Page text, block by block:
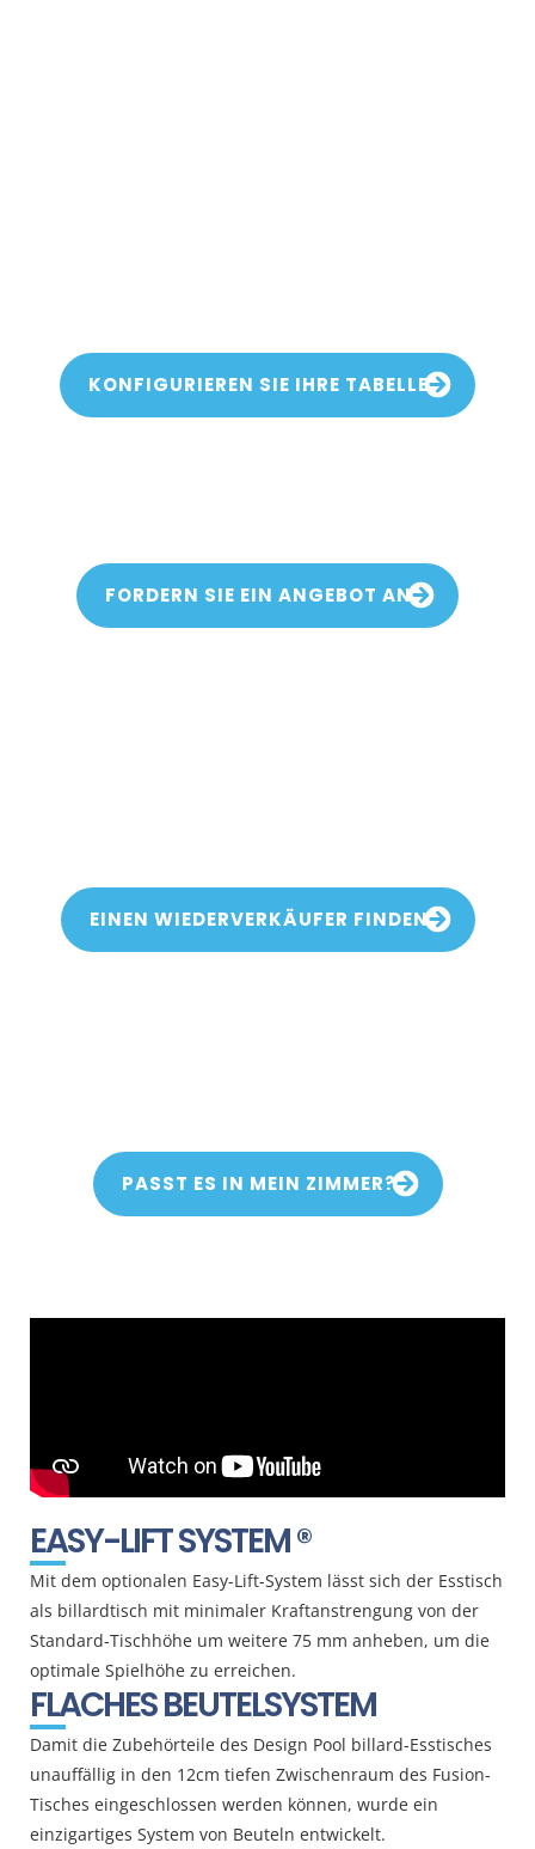
KONFIGURIEREN SIE IHRE TABELLE
FORDERN SIE EIN ANGEBOT AN
EINEN WIEDERVERKÄUFER FINDEN
PASST ES IN MEIN ZIMMER?
EASY-LIFT SYSTEM ®
Mit dem optionalen Easy-Lift-System lässt sich der Esstisch
als billardtisch mit minimaler Kraftanstrengung von der
Standard-Tischhöhe um weitere 75 mm anheben, um die
optimale Spielhöhe zu erreichen.
FLACHES BEUTELSYSTEM
Damit die Zubehörteile des Design Pool billard-Esstisches
unauffällig in den 12cm tiefen Zwischenraum des Fusion-
Tisches eingeschlossen werden können, wurde ein
einzigartiges System von Beuteln entwickelt.